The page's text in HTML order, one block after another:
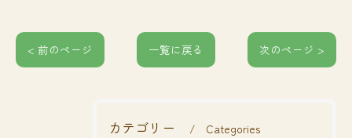
< 前のページ 一覧に戻る 次のページ >
カテゴリー Categories